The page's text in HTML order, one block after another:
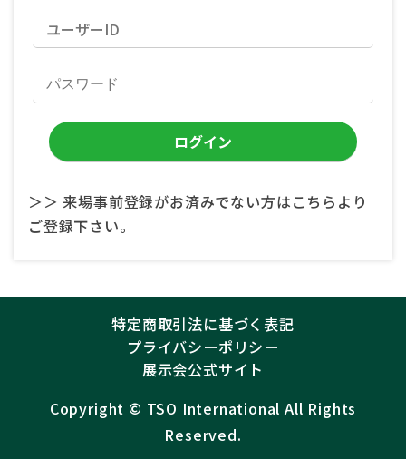
＞＞ 来場事前登録がお済みでない方はこちらより
ご登録下さい。
特定商取引法に基づく表記
プライバシーポリシー
展示会公式サイト
Copyright ©︎ TSO International All Rights
Reserved.